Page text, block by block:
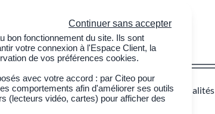
Sensibiliser la jeunesse Actualités
Continuer sans accepter
bon fonctionnement du site. Ils sont
votre connexion à l'Espace Client, la
de vos préférences cookies.
avec votre accord : par Citeo pour
comportements afin d'améliorer ses outils
(lecteurs vidéo, cartes) pour afficher des